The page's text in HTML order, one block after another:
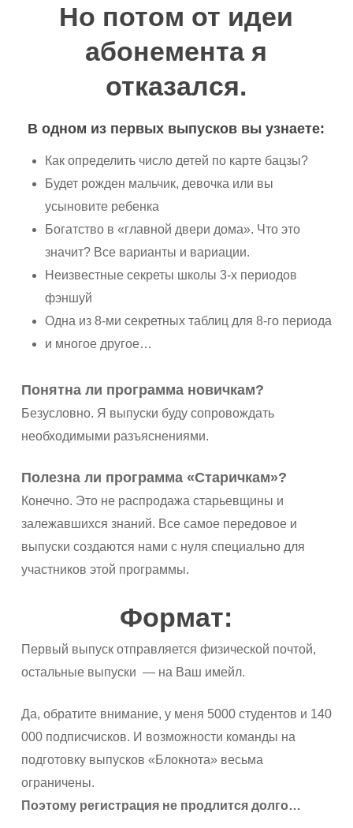
Но потом от идеи
абонемента я
отказался.
В одном из первых выпусков вы узнаете:
Как определить число детей по карте бацзы?
Будет рожден мальчик, девочка или вы
усыновите ребенка
Богатство в «главной двери дома». Что это
значит? Все варианты и вариации.
Неизвестные секреты школы 3-х периодов
фэншуй
Одна из 8-ми секретных таблиц для 8-го периода
и многое другое…
Понятна ли программа новичкам?
Безусловно. Я выпуски буду сопровождать
необходимыми разъяснениями.
Полезна ли программа «Старичкам»?
Конечно. Это не распродажа старьевщины и
залежавшихся знаний. Все самое передовое и
выпуски создаются нами с нуля специально для
участников этой программы.
Формат:
Первый выпуск отправляется физической почтой,
остальные выпуски — на Ваш имейл.
Да, обратите внимание, у меня 5000 студентов и 140
000 подписчисков. И возможности команды на
подготовку выпусков «Блокнота» весьма
ограничены.
Поэтому регистрация не продлится долго…